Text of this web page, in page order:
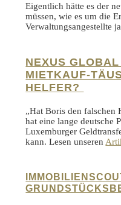
Eigentlich hätte es der
müssen, wie es um die
Verwaltungsangestellte
NEXUS
MIETKAUF-
HELFER?
„Hat Boris den falschen
hat eine lange deutsche
Luxemburger
kann. Lesen unseren